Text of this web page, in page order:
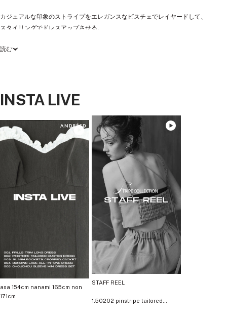
カジュアルな印象のストライプをエレガンスなビスチェでレイヤードして、
スタイリングでドレスアップさせる。
ワンピースは、肩パッド入りのパワーショルダーな設計でも、主張なく身体になじ
せなどレディライクな仕上がりになるよう計算し尽くしました。
バスト部分の三角布は、取り外し可能な仕様に。気分次第で、深Vネック仕様で抜
け感をプラスしても。
ジャケットをイメージしたような長めの袖丈が、かちっとメンズライクなポイント
を演出。
裾スリット部分と、袖口の白い配色ステッチ。無骨なバックホック。配色の裏地が
チラリ。
もちろん、それぞれ単品でも着まわし可能。
様々なレイヤードスタイリングを楽しめるビスチェと
1枚できまるワンピースで、シーンレスなセットアイテムに。
※洗濯方法：クリーニング店にご相談ください。
Color
む
INSTA LIVE
asa 154cm nanami 165cm non
STAFF REEL
1.50202 pinstripe tailored